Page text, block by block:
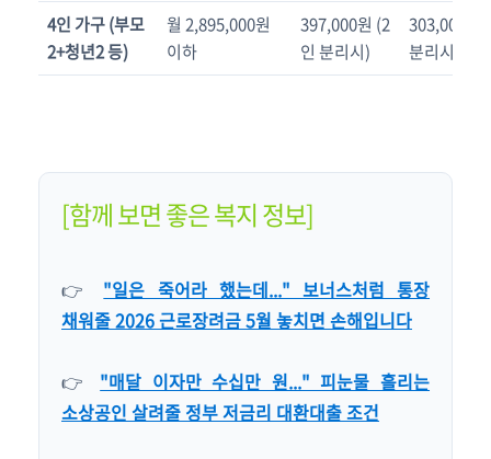
4인 가구 (부모
2+청년2 등)
월 2,895,000원
이하
397,000원 (2
인 분리시)
303,000원
분리시)
[함께 보면 좋은 복지 정보]
👉 "일은 죽어라 했는데..." 보너스처럼 통장
채워줄 2026 근로장려금 5월 놓치면 손해입니다
👉 "매달 이자만 수십만 원..." 피눈물 흘리는
소상공인 살려줄 정부 저금리 대환대출 조건